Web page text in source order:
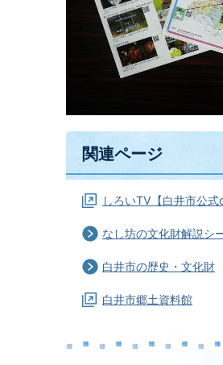
関連ページ
しろいTV【白井市公
なし坊の文化財解説シ
白井市の歴史・文化財
白井市郷土資料館